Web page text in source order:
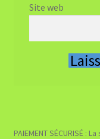
Site web
PAIEMENT SÉCURISÉ